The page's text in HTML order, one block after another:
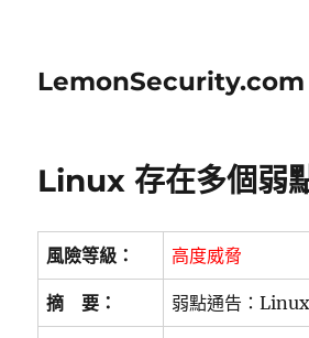
LemonSecurity.com
Linux 存在多個弱
風險等級： 高度威脅
摘 要： 弱點通告：